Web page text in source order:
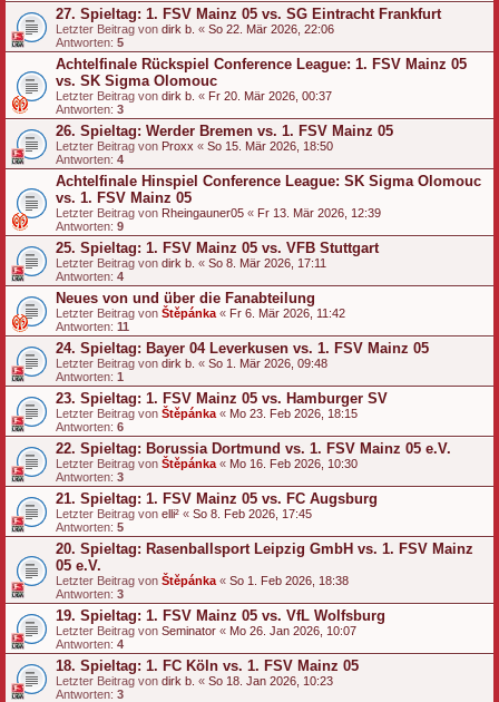
27. Spieltag: 1. FSV Mainz 05 vs. SG Eintracht Frankfurt
Letzter Beitrag von dirk b. « So 22. Mär 2026, 22:06
Antworten: 5
Achtelfinale Rückspiel Conference League: 1. FSV Mainz 05
vs. SK Sigma Olomouc
Letzter Beitrag von dirk b. « Fr 20. Mär 2026, 00:37
Antworten: 3
26. Spieltag: Werder Bremen vs. 1. FSV Mainz 05
Letzter Beitrag von Proxx « So 15. Mär 2026, 18:50
Antworten: 4
Achtelfinale Hinspiel Conference League: SK Sigma Olomouc
vs. 1. FSV Mainz 05
Letzter Beitrag von Rheingauner05 « Fr 13. Mär 2026, 12:39
Antworten: 9
25. Spieltag: 1. FSV Mainz 05 vs. VFB Stuttgart
Letzter Beitrag von dirk b. « So 8. Mär 2026, 17:11
Antworten: 4
Neues von und über die Fanabteilung
Letzter Beitrag von Štěpánka « Fr 6. Mär 2026, 11:42
Antworten: 11
24. Spieltag: Bayer 04 Leverkusen vs. 1. FSV Mainz 05
Letzter Beitrag von dirk b. « So 1. Mär 2026, 09:48
Antworten: 1
23. Spieltag: 1. FSV Mainz 05 vs. Hamburger SV
Letzter Beitrag von Štěpánka « Mo 23. Feb 2026, 18:15
Antworten: 6
22. Spieltag: Borussia Dortmund vs. 1. FSV Mainz 05 e.V.
Letzter Beitrag von Štěpánka « Mo 16. Feb 2026, 10:30
Antworten: 3
21. Spieltag: 1. FSV Mainz 05 vs. FC Augsburg
Letzter Beitrag von elli² « So 8. Feb 2026, 17:45
Antworten: 5
20. Spieltag: Rasenballsport Leipzig GmbH vs. 1. FSV Mainz
05 e.V.
Letzter Beitrag von Štěpánka « So 1. Feb 2026, 18:38
Antworten: 3
19. Spieltag: 1. FSV Mainz 05 vs. VfL Wolfsburg
Letzter Beitrag von Seminator « Mo 26. Jan 2026, 10:07
Antworten: 4
18. Spieltag: 1. FC Köln vs. 1. FSV Mainz 05
Letzter Beitrag von dirk b. « So 18. Jan 2026, 10:23
Antworten: 3